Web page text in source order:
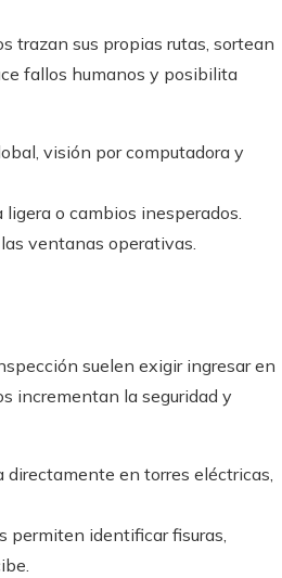
trazan sus propias rutas, sortean
fallos humanos y posibilita
visión por computadora y
o cambios inesperados.
ventanas operativas.
suelen exigir ingresar en
incrementan la seguridad y
directamente en torres eléctricas,
permiten identificar fisuras,